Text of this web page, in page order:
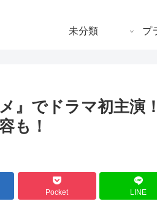
未分類 プ
』でドラマ初主演
も！
Pocket LINE